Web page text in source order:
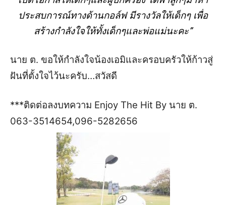
ประสบการณ์ทางด้านกอล์ฟ มีรางวัลให้เด็กๆ เพื่อ
สร้างกำลังใจให้ทั้งเด็กๆและพ่อแม่นะคะ”
นาย ต. ขอให้กำลังใจน้องเอมิและครอบครัวให้ก้าวสู่
ฝันที่ตั้งใจไว้นะครับ…สวัสดี
***ติดต่อลงบทความ Enjoy The Hit By นาย ต.
063-3514654,096-5282656